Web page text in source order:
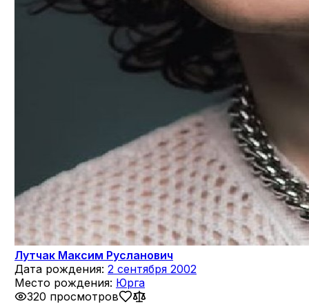
Лутчак Максим Русланович
Дата рождения: 2 сентября 2002
Место рождения: Юрга
320 просмотров